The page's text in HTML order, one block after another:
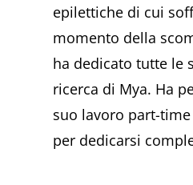
epilettiche di cui
momento della
ha dedicato tutte le
ricerca di Mya. Ha
suo lavoro part-
per dedicarsi